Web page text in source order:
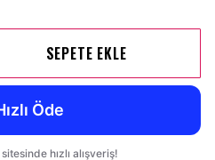
SEPETE EKLE